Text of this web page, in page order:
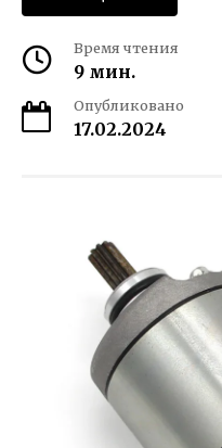
Время чтения
9 мин.
Опубликовано
17.02.2024